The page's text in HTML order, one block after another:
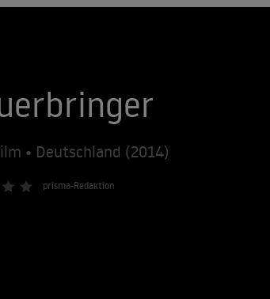
• Deutschland (2014)
prisma-Redaktion